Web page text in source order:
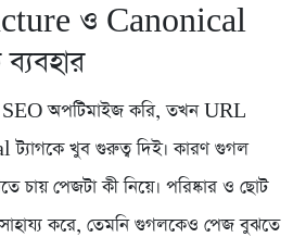
ও Canonical
অপটিমাইজ করি, তখন URL
ট্যাগকে খুব গুরুত্ব দিই। কারণ গুগল
চায় পেজটা কী নিয়ে। পরিষ্কার ও ছোট
করে, তেমনি গুগলকেও পেজ বুঝতে